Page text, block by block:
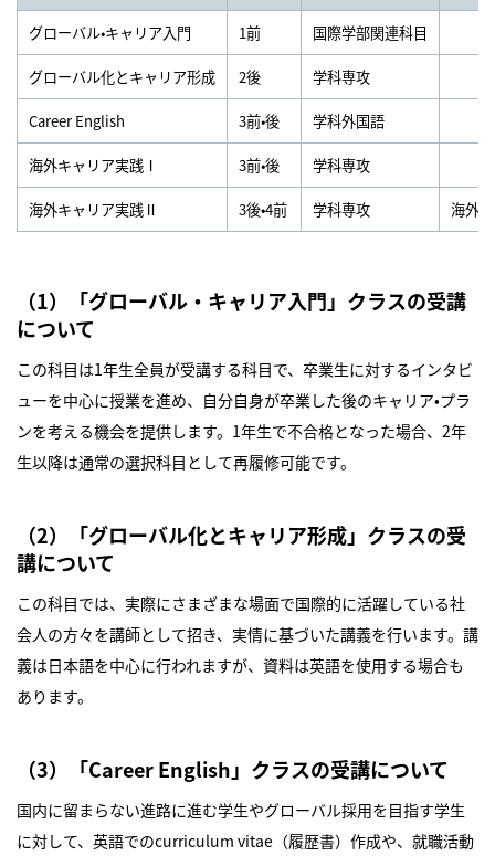
グローバル•キャリア入門
1前 国際学部関連科目
グローバル化とキャリア形成 2後 学科専攻
Career English 3前•後 学科外国語
海外キャリア実践Ⅰ 3前•後 学科専攻
海外キャリア実践Ⅱ 3後•4前 学科専攻 海外
（1）「グローバル・キャリア入門」クラスの受講
について
この科目は1年生全員が受講する科目で、卒業生に対するインタビ
ューを中心に授業を進め、自分自身が卒業した後のキャリア•プラ
ンを考える機会を提供します。1年生で不合格となった場合、2年
生以降は通常の選択科目として再履修可能です。
（2）「グローバル化とキャリア形成」クラスの受
講について
この科目では、実際にさまざまな場面で国際的に活躍している社
会人の方々を講師として招き、実情に基づいた講義を行います。講
義は日本語を中心に行われますが、資料は英語を使用する場合も
あります。
（3）「Career English」クラスの受講について
国内に留まらない進路に進む学生やグローバル採用を目指す学生
に対して、英語でのcurriculum vitae（履歴書）作成や、就職活動